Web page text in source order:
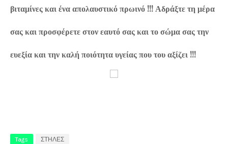
βιταμίνες και ένα απολαυστικό πρωινό !!! Αδράξτε τη μέρα
σας και προσφέρετε στον εαυτό σας και το σώμα σας την
ευεξία και την καλή ποιότητα υγείας που του αξίζει !!!
Tags ΣΤΗΛΕΣ